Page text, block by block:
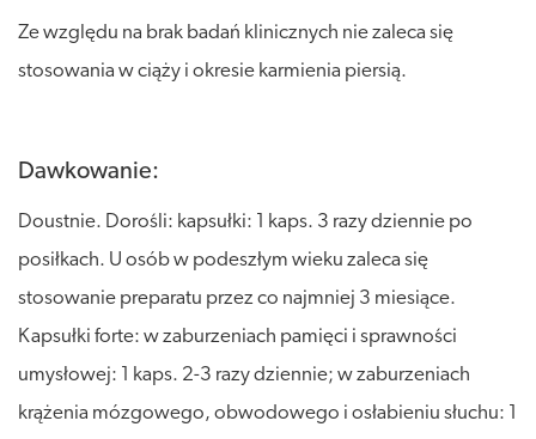
Ze względu na brak badań klinicznych nie zaleca się
stosowania w ciąży i okresie karmienia piersią.
Dawkowanie:
Doustnie. Dorośli: kapsułki: 1 kaps. 3 razy dziennie po
posiłkach. U osób w podeszłym wieku zaleca się
stosowanie preparatu przez co najmniej 3 miesiące.
Kapsułki forte: w zaburzeniach pamięci i sprawności
umysłowej: 1 kaps. 2-3 razy dziennie; w zaburzeniach
krążenia mózgowego, obwodowego i osłabieniu słuchu: 1